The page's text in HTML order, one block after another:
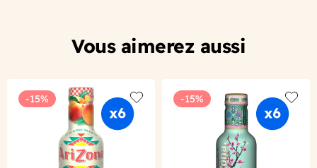
Vous aimerez aussi
-15%
Add to wishlist
-15%
Add